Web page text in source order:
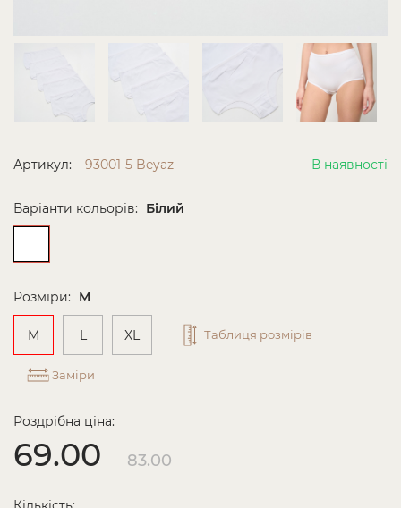
Артикул: 93001-5 Beyaz В наявності
Варіанти кольорів: Білий
Розміри: M
M L XL Таблиця розмірів
Заміри
Роздрібна ціна:
69.00 83.00